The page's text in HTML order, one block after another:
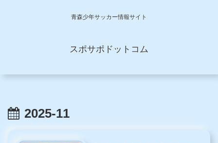
青森少年サッカー情報サイト
スポサポドットコム
2025-11